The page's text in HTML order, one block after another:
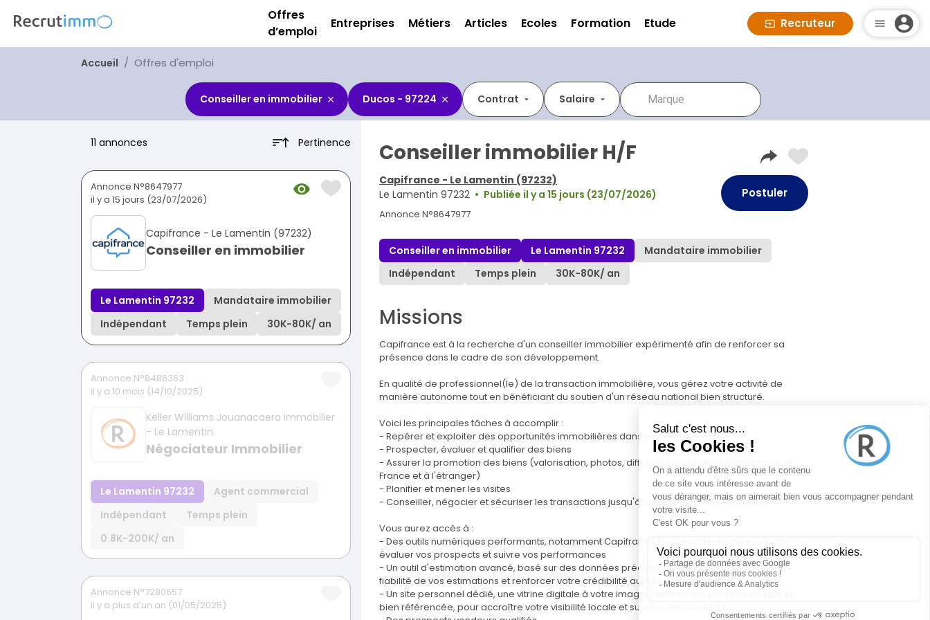
Offres
d’emploi
Entreprises Métiers Articles Ecoles Formation Etude Recruteur
Accueil Offres d'emploi
Conseiller en immobilier Ducos - 97224 Contrat Salaire
11 annonces Pertinence
Annonce N°8647977
il y a 15 jours (23/07/2026)
Capifrance - Le Lamentin (97232)
Conseiller en immobilier
Le Lamentin 97232
Mandataire immobilier
Indépendant
Temps plein 30K-80K/ an
Annonce N°8486363
il y a 10 mois (14/10/2025)
Keller Williams Jouanacaera Immobilier
- Le Lamentin
Négociateur Immobilier
Le Lamentin 97232
Agent commercial
Indépendant
Temps plein
0.8K-200K/ an
Annonce N°7280657
il y a plus d’un an (01/05/2025)
Conseiller immobilier H/F
Capifrance - Le Lamentin (97232)
Le Lamentin 97232
Publiée il y a 15 jours (23/07/2026)
Annonce N°8647977
Postuler
Conseiller en immobilier Le Lamentin 97232
Mandataire immobilier
Indépendant
Temps plein 30K-80K/ an
Missions
Capifrance est à la recherche d'un conseiller immobilier expérimenté afin de renforcer sa
présence dans le cadre de son développement.
En qualité de professionnel(le) de la transaction immobilière, vous gérez votre activité de
manière autonome tout en bénéficiant du soutien d'un réseau national bien structuré.
Voici les principales tâches à accomplir :
- Repérer et exploiter des opportunités immobilières dans votre région
- Prospecter, évaluer et qualifier des biens
- Assurer la promotion des biens (valorisation, photos, diffusion sur plusieurs plateformes en
France et à l'étranger)
- Planifier et mener les visites
- Conseiller, négocier et sécuriser les transactions jusqu'à la signature chez le notaire
Vous aurez accès à :
- Des outils numériques performants, notamment Capifrance Pro, pour gérer votre activité,
évaluer vos prospects et suivre vos performances
- Un outil d'estimation avancé, basé sur des données précises du marché, pour garantir la
fiabilité de vos estimations et renforcer votre crédibilité auprès des vendeurs
- Un site personnel dédié, une vitrine digitale à votre image, entièrement personnalisable et
bien référencée, pour accroître votre visibilité locale et susciter des contacts